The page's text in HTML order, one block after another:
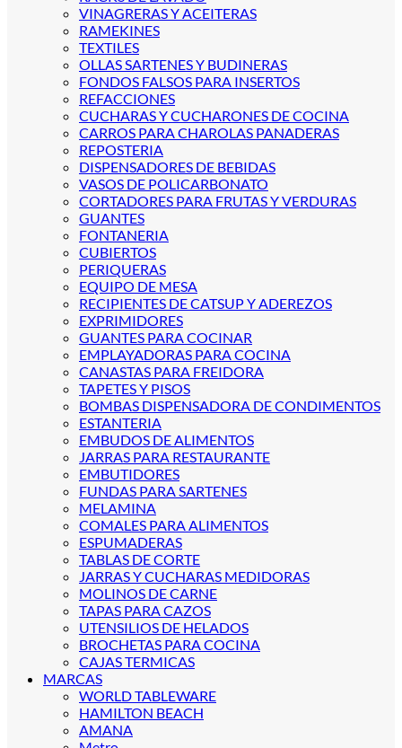
VINAGRERAS Y ACEITERAS
RAMEKINES
TEXTILES
OLLAS SARTENES Y BUDINERAS
FONDOS FALSOS PARA INSERTOS
REFACCIONES
CUCHARAS Y CUCHARONES DE COCINA
CARROS PARA CHAROLAS PANADERAS
REPOSTERIA
DISPENSADORES DE BEBIDAS
VASOS DE POLICARBONATO
CORTADORES PARA FRUTAS Y VERDURAS
GUANTES
FONTANERIA
CUBIERTOS
PERIQUERAS
EQUIPO DE MESA
RECIPIENTES DE CATSUP Y ADEREZOS
EXPRIMIDORES
GUANTES PARA COCINAR
EMPLAYADORAS PARA COCINA
CANASTAS PARA FREIDORA
TAPETES Y PISOS
BOMBAS DISPENSADORA DE CONDIMENTOS
ESTANTERIA
EMBUDOS DE ALIMENTOS
JARRAS PARA RESTAURANTE
EMBUTIDORES
FUNDAS PARA SARTENES
MELAMINA
COMALES PARA ALIMENTOS
ESPUMADERAS
TABLAS DE CORTE
JARRAS Y CUCHARAS MEDIDORAS
MOLINOS DE CARNE
TAPAS PARA CAZOS
UTENSILIOS DE HELADOS
BROCHETAS PARA COCINA
CAJAS TERMICAS
MARCAS
WORLD TABLEWARE
HAMILTON BEACH
AMANA